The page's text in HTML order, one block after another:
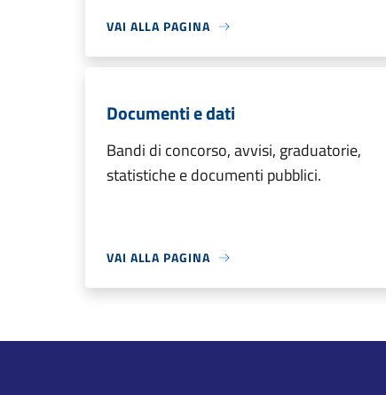
VAI ALLA PAGINA
Documenti e dati
Bandi di concorso, avvisi, graduatorie,
statistiche e documenti pubblici.
VAI ALLA PAGINA